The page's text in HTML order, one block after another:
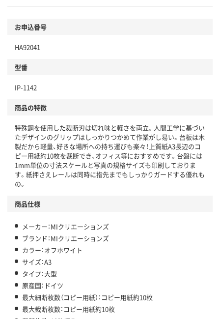
お申込番号
HA92041
型番
IP-1142
商品の特徴
特殊鋼を使用した裁断刃は切れ味と軽さを両立。人間工学に基づい
たデザインのグリップはしっかりつかめて作業がし易い。台板は木
製だから軽量、好きな場所への持ち運びも楽々！上質紙A3長辺のコ
ピー用紙約10枚を裁断でき、オフィス等におすすめです。台盤には
1mm単位の寸法スケールと写真の規格サイズも印刷しておりま
す。紙押さえレールは同時に指先までもしっかりガードする優れも
の。
商品仕様
メーカー：MIクリエーションズ
ブランド：MIクリエーションズ
カラー：オフホワイト
サイズ：A3
タイプ：大型
原産国：ドイツ
最大細断枚数（コピー用紙）：コピー用紙約10枚
最大裁断枚数：コピー用紙約10枚